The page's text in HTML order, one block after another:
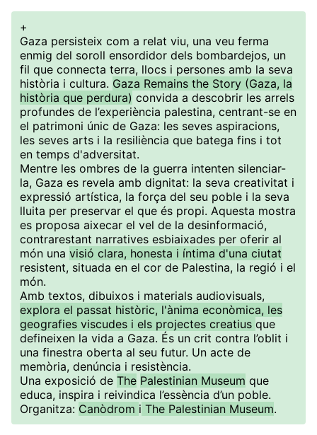
+
Gaza persisteix com a relat viu, una veu ferma
enmig del soroll ensordidor dels bombardejos, un
fil que connecta terra, llocs i persones amb la seva
història i cultura. Gaza Remains the Story (Gaza, la
història que perdura) convida a descobrir les arrels
profundes de l’experiència palestina, centrant-se en
el patrimoni únic de Gaza: les seves aspiracions,
les seves arts i la resiliència que batega fins i tot
en temps d'adversitat.
Mentre les ombres de la guerra intenten silenciar-
la, Gaza es revela amb dignitat: la seva creativitat i
expressió artística, la força del seu poble i la seva
lluita per preservar el que és propi. Aquesta mostra
es proposa aixecar el vel de la desinformació,
contrarestant narratives esbiaixades per oferir al
món una visió clara, honesta i íntima d'una ciutat
resistent, situada en el cor de Palestina, la regió i el
món.
Amb textos, dibuixos i materials audiovisuals,
explora el passat històric, l'ànima econòmica, les
geografies viscudes i els projectes creatius que
defineixen la vida a Gaza. És un crit contra l’oblit i
una finestra oberta al seu futur. Un acte de
memòria, denúncia i resistència.
Una exposició de The Palestinian Museum que
educa, inspira i reivindica l’essència d’un poble.
Organitza: Canòdrom i The Palestinian Museum.